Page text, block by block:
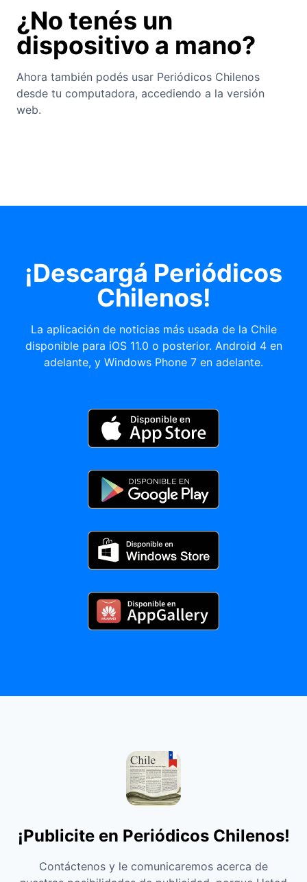
¿No tenés un
dispositivo a mano?
Ahora también podés usar Periódicos Chilenos
desde tu computadora, accediendo a la versión
web.
¡Descargá Periódicos
Chilenos!
La aplicación de noticias más usada de la Chile
disponible para iOS 11.0 o posterior. Android 4 en
adelante, y Windows Phone 7 en adelante.
¡Publicite en Periódicos Chilenos!
Contáctenos y le comunicaremos acerca de